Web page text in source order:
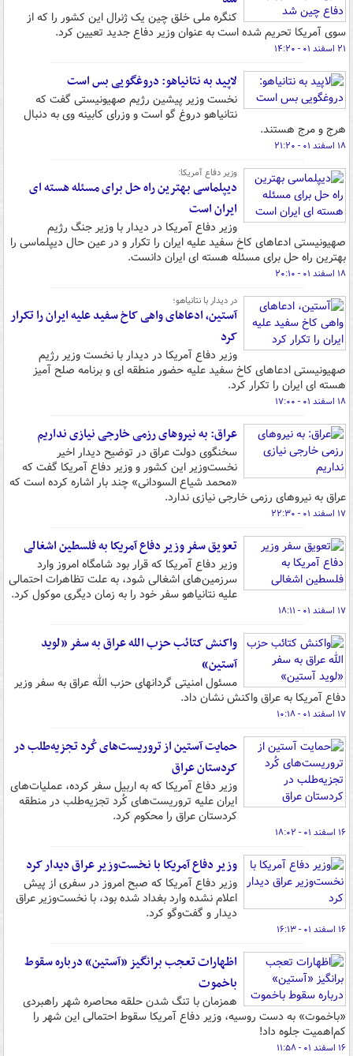
کنگره ملی خلق چین یک ژنرال این کشور را که از
سوی آمریکا تحریم شده است به عنوان وزیر دفاع جدید تعیین کرد.
۲۱ اسفند ۰۱ - ۱۴:۲۰
لاپید به نتانیاهو: دروغگویی بس است
نخست وزیر پیشین رژیم صهیونیستی گفت که
نتانیاهو دروغ گو است و وزرای کابینه وی به دنبال
هرج و مرج هستند.
۱۸ اسفند ۰۱ - ۲۱:۲۰
وزیر دفاع آمریکا:
دیپلماسی بهترین راه حل برای مسئله هسته ای
ایران است
وزیر دفاع آمریکا در دیدار با وزیر جنگ رژیم
صهیونیستی ادعاهای کاخ سفید علیه ایران را تکرار و در عین حال دیپلماسی را
بهترین راه حل برای مسئله هسته ای ایران دانست.
۱۸ اسفند ۰۱ - ۲۰:۱۰
در دیدار با نتانیاهو؛
آستین، ادعاهای واهی کاخ سفید علیه ایران را تکرار
کرد
وزیر دفاع آمریکا در دیدار با نخست وزیر رژیم
صهیونیستی ادعاهای کاخ سفید علیه حضور منطقه ای و برنامه صلح آمیز
هسته ای ایران را تکرار کرد.
۱۸ اسفند ۰۱ - ۱۷:۰۰
عراق: به نیروهای رزمی خارجی نیازی نداریم
سخنگوی دولت عراق در توضیح دیدار اخیر
نخست‌وزیر این کشور و وزیر دفاع آمریکا گفت که
«محمد شیاع السودانی» چند بار اشاره کرده است که
عراق به نیروهای رزمی خارجی نیازی ندارد.
۱۷ اسفند ۰۱ - ۲۲:۳۰
تعویق سفر وزیر دفاع آمریکا به فلسطین اشغالی
وزیر دفاع آمریکا که قرار بود شامگاه امروز وارد
سرزمین‌های اشغالی شود، به علت تظاهرات احتمالی
علیه نتانیاهو سفر خود را به زمان دیگری موکول کرد.
۱۷ اسفند ۰۱ - ۱۸:۱۱
واکنش کتائب حزب الله عراق به سفر «لوید
آستین»
مسئول امنیتی گردانهای حزب الله عراق به سفر وزیر
دفاع آمریکا به عراق واکنش نشان داد.
۱۷ اسفند ۰۱ - ۱۰:۱۸
حمایت آستین از تروریست‌های کُرد تجزیه‌طلب در
کردستان عراق
وزیر دفاع آمریکا که به اربیل سفر کرده، عملیات‌های
ایران علیه تروریست‌های کُرد تجزیه‌طلب در منطقه
کردستان عراق را محکوم کرد.
۱۶ اسفند ۰۱ - ۱۸:۰۲
وزیر دفاع آمریکا با نخست‌وزیر عراق دیدار کرد
وزیر دفاع آمریکا که صبح امروز در سفری از پیش‌
اعلام‌ نشده وارد بغداد شده بود، با نخست‌وزیر عراق
دیدار و گفت‌وگو کرد.
۱۶ اسفند ۰۱ - ۱۶:۱۳
اظهارات تعجب برانگیز «آستین» درباره سقوط
باخموت
همزمان با تنگ شدن حلقه محاصره شهر راهبردی
«باخموت» به دست روسیه، وزیر دفاع آمریکا سقوط احتمالی این شهر را
کم‌اهمیت جلوه داد!
۱۶ اسفند ۰۱ - ۱۱:۵۸